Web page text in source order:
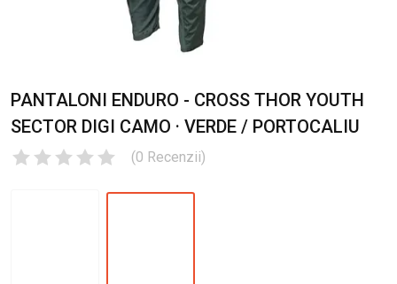
PANTALONI ENDURO - CROSS THOR YOUTH
SECTOR DIGI CAMO · VERDE / PORTOCALIU
(0 Recenzii)